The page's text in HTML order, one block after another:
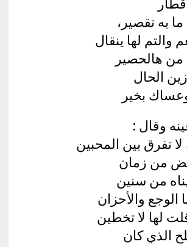
به تقصير،
والتم لها ينقال
من هالحصير
الحال
بخير
وقال :
تفرق بين المحبين
من زمان
من سنين
الوجع والأحزان
لها لا تخطين
الذي كان